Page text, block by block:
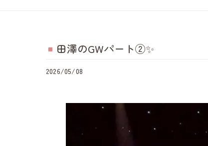
田澤のGWパート②✨️
2026/05/08